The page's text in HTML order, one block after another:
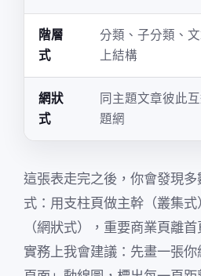
階層
式
分類、子分類、
上結構
網狀
式
同主題文章彼此
題網
這張表走完之後，你會發現
式：用支柱頁做主幹（叢集
（網狀式），重要商業頁離
實務上我會建議：先畫一張